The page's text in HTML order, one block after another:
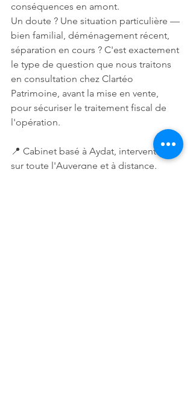
conséquences en amont.
Un doute ? Une situation particulière —
bien familial, déménagement récent,
séparation en cours ? C'est exactement
le type de question que nous traitons
en consultation chez Clartéo
Patrimoine, avant la mise en vente,
pour sécuriser le traitement fiscal de
l'opération.
📍 Cabinet basé à Aydat, intervention
sur toute l'Auvergne et à distance.